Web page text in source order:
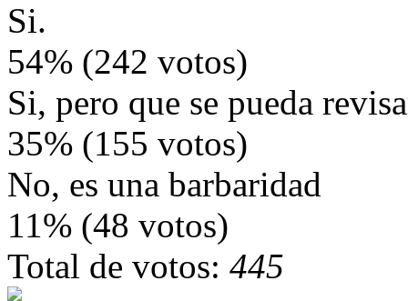
Si.
54% (242 votos)
Si, pero que se pueda
35% (155 votos)
No, es una barbaridad
11% (48 votos)
Total de votos: 445